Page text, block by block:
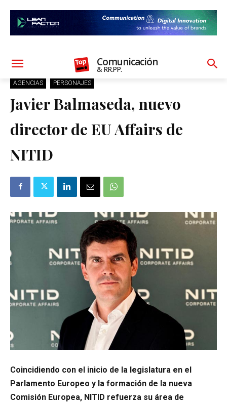
Comunicación
& RR.PP.
AGENCIAS PERSONAJES
Javier Balmaseda, nuevo
director de EU Affairs de
NITID
Coincidiendo con el inicio de la legislatura en el
Parlamento Europeo y la formación de la nueva
Comisión Europea, NITID refuerza su área de